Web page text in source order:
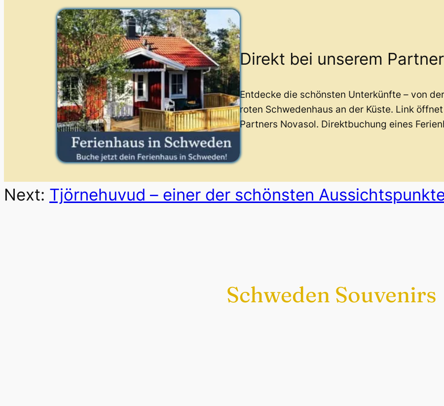
Direkt bei unserem
Entdecke die schönsten Unterkünfte – von
roten Schwedenhaus an der Küste. Link
Partners Novasol. Direktbuchung eines
Next: Tjörnehuvud – einer der schönsten
Schweden Souvenirs